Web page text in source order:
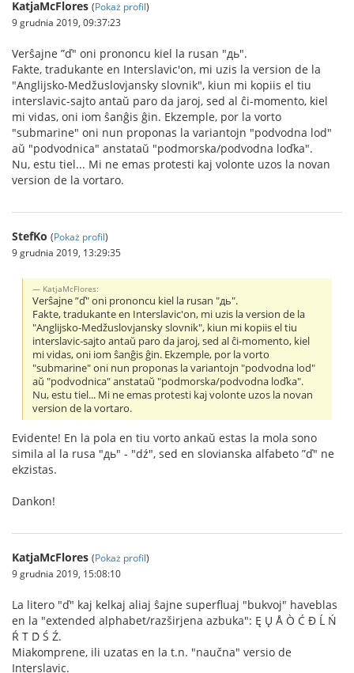
KatjaMcFlores (Pokaż profil)
9 grudnia 2019, 09:37:23
Verŝajne ”ď" oni prononcu kiel la rusan "дь".
Fakte, tradukante en Interslavic'on, mi uzis la version de la
"Anglijsko-Medžuslovjansky slovnik", kiun mi kopiis el tiu
interslavic-sajto antaŭ paro da jaroj, sed al ĉi-momento, kiel
mi vidas, oni iom ŝanĝis ĝin. Ekzemple, por la vorto
"submarine" oni nun proponas la variantojn "podvodna lod"
aŭ "podvodnica" anstataŭ "podmorska/podvodna loďka".
Nu, estu tiel... Mi ne emas protesti kaj volonte uzos la novan
version de la vortaro.
StefKo (Pokaż profil)
9 grudnia 2019, 13:29:35
KatjaMcFlores:
Verŝajne ”ď" oni prononcu kiel la rusan "дь".
Fakte, tradukante en Interslavic'on, mi uzis la version de la
"Anglijsko-Medžuslovjansky slovnik", kiun mi kopiis el tiu
interslavic-sajto antaŭ paro da jaroj, sed al ĉi-momento, kiel
mi vidas, oni iom ŝanĝis ĝin. Ekzemple, por la vorto
"submarine" oni nun proponas la variantojn "podvodna lod"
aŭ "podvodnica" anstataŭ "podmorska/podvodna loďka".
Nu, estu tiel... Mi ne emas protesti kaj volonte uzos la novan
version de la vortaro.
Evidente! En la pola en tiu vorto ankaŭ estas la mola sono
simila al la rusa "дь" - "dź", sed en slovianska alfabeto ”ď" ne
ekzistas.
Dankon!
KatjaMcFlores (Pokaż profil)
9 grudnia 2019, 15:08:10
La litero "ď" kaj kelkaj aliaj ŝajne superfluaj "bukvoj" haveblas
en la "extended alphabet/razširjena azbuka": Ę Ų Å Ò Ć Đ Ĺ Ń
Ŕ T́ D́ Ś Ź.
Miakomprene, ili uzatas en la t.n. "naučna" versio de
Interslavic.